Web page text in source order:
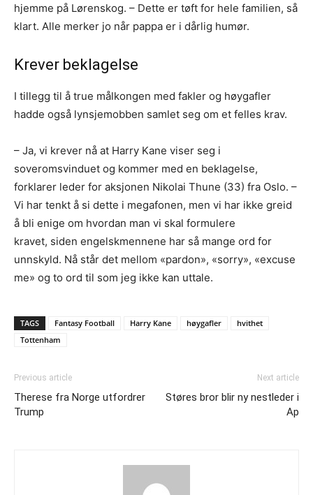
hjemme på Lørenskog. – Dette er tøft for hele familien, så
klart. Alle merker jo når pappa er i dårlig humør.
Krever beklagelse
I tillegg til å true målkongen med fakler og høygafler
hadde også lynsjemobben samlet seg om et felles krav.
– Ja, vi krever nå at Harry Kane viser seg i
soveromsvinduet og kommer med en beklagelse,
forklarer leder for aksjonen Nikolai Thune (33) fra Oslo. –
Vi har tenkt å si dette i megafonen, men vi har ikke greid
å bli enige om hvordan man vi skal formulere
kravet, siden engelskmennene har så mange ord for
unnskyld. Nå står det mellom «pardon», «sorry», «excuse
me» og to ord til som jeg ikke kan uttale.
TAGS Fantasy Football Harry Kane høygafler
hvithet
Tottenham
Previous article
Therese fra Norge utfordrer
Trump
Next article
Støres bror blir ny nestleder i
Ap